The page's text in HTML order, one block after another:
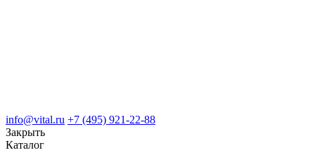
info@vital.ru +7 (495) 921-22-88
Закрыть
Каталог